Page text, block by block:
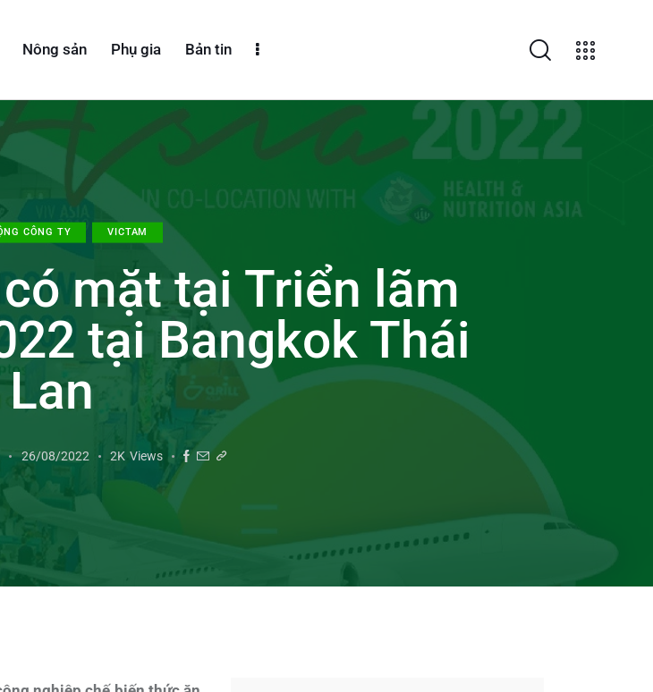
Nông sản Phụ gia Bản tin
CÔNG TY VICTAM
mặt tại Triển lãm
tại Bangkok Thái
Lan
26/08/2022 2K Views